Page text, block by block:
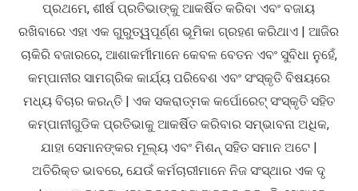
ପ୍ରଥମେ, ଶୀର୍ଷ ପ୍ରତିଭାଙ୍କୁ ଆକର୍ଷିତ କରିବା ଏବଂ ବଜାୟ
ରଖିବାରେ ଏହା ଏକ ଗୁରୁତ୍ୱପୂର୍ଣ୍ଣ ଭୂମିକା ଗ୍ରହଣ କରିଥାଏ | ଆଜିର
ଚାକିରି ବଜାରରେ, ଆଶାକର୍ମୀମାନେ କେବଳ ବେତନ ଏବଂ ସୁବିଧା ନୁହେଁ,
କମ୍ପାନୀର ସାମଗ୍ରିକ କାର୍ଯ୍ୟ ପରିବେଶ ଏବଂ ସଂସ୍କୃତି ବିଷୟରେ
ମଧ୍ୟ ବିଚାର କରନ୍ତି | ଏକ ସକରାତ୍ମକ କର୍ପୋରେଟ୍ ସଂସ୍କୃତି ସହିତ
କମ୍ପାନୀଗୁଡିକ ପ୍ରତିଭାକୁ ଆକର୍ଷିତ କରିବାର ସମ୍ଭାବନା ଅଧିକ,
ଯାହା ସେମାନଙ୍କର ମୂଲ୍ୟ ଏବଂ ମିଶନ୍ ସହିତ ସମାନ ଅଟେ |
ଅତିରିକ୍ତ ଭାବରେ, ଯେଉଁ କର୍ମଚାରୀମାନେ ନିଜ ସଂସ୍ଥାର ଏକ ଦୃ